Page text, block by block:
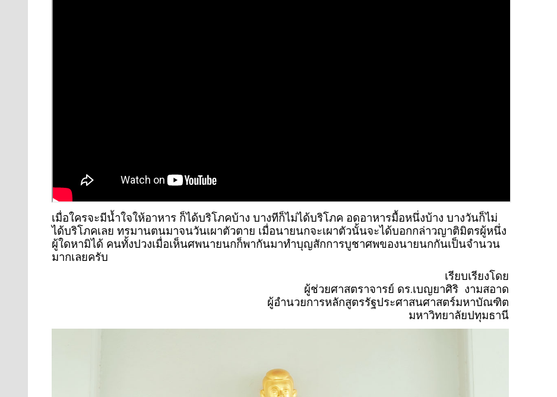
เมื่อใครจะมีน้ำใจให้อาหาร ก็ได้บริโภคบ้าง บางทีก็ไม่ได้บริโภค อดอาหารมื้อหนึ่งบ้าง บางวันก็ไม่
ได้บริโภคเลย ทรมานตนมาจนวันเผาตัวตาย เมื่อนายนกจะเผาตัวนั้นจะได้บอกกล่าวญาติมิตรผู้หนึ่ง
ผู้ใดหามิได้ คนทั้งปวงเมื่อเห็นศพนายนกก็พากันมาทำบุญสักการบูชาศพของนายนกกันเป็นจำนวน
มากเลยครับ
เรียบเรียงโดย
ผู้ช่วยศาสตราจารย์ ดร.เบญยาศิริ งามสอาด
ผู้อำนวยการหลักสูตรรัฐประศาสนศาสตร์มหาบัณฑิต
มหาวิทยาลัยปทุมธานี